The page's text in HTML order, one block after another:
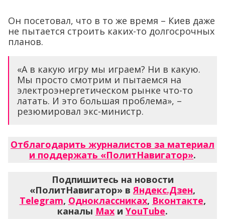
Он посетовал, что в то же время – Киев даже
не пытается строить каких-то долгосрочных
планов.
«А в какую игру мы играем? Ни в какую.
Мы просто смотрим и пытаемся на
электроэнергетическом рынке что-то
латать. И это большая проблема», –
резюмировал экс-министр.
Отблагодарить журналистов за материал
и поддержать «ПолитНавигатор».
Подпишитесь на новости
«ПолитНавигатор» вЯндекс.Дзен,
Telegram, Одноклассниках, Вконтакте,
каналы Max и YouTube.